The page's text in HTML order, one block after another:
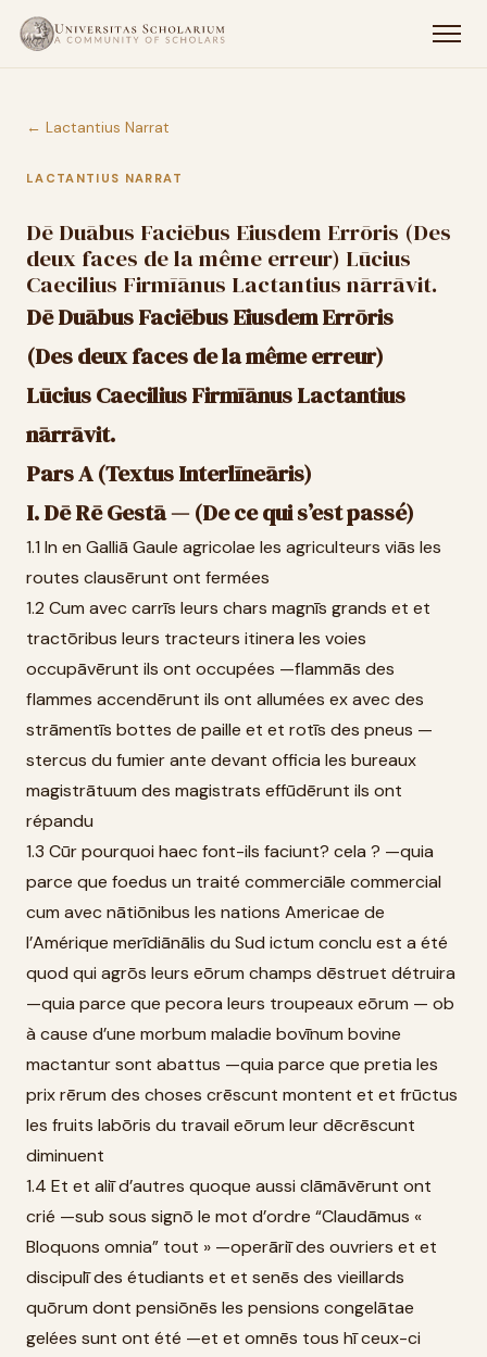
← Lactantius Narrat
LACTANTIUS NARRAT
Dē Duābus Faciēbus Ēiusdem Errōris (Des
deux faces de la même erreur) Lūcius
Caecilius Firmīānus Lactantius nārrāvit.
Dē Duābus Faciēbus Ēiusdem Errōris
(Des deux faces de la même erreur)
Lūcius Caecilius Firmīānus Lactantius
nārrāvit.
Pars A (Textus Interlīneāris)
I. Dē Rē Gestā — (De ce qui s’est passé)
1.1 In en Galliā Gaule agricolae les agriculteurs viās les
routes clausērunt ont fermées
1.2 Cum avec carrīs leurs chars magnīs grands et et
tractōribus leurs tracteurs itinera les voies
occupāvērunt ils ont occupées —flammās des
flammes accendērunt ils ont allumées ex avec des
strāmentīs bottes de paille et et rotīs des pneus —
stercus du fumier ante devant officia les bureaux
magistrātuum des magistrats effūdērunt ils ont
répandu
1.3 Cūr pourquoi haec font-ils faciunt? cela ? —quia
parce que foedus un traité commerciāle commercial
cum avec nātiōnibus les nations Americae de
l’Amérique merīdiānālis du Sud ictum conclu est a été
quod qui agrōs leurs eōrum champs dēstruet détruira
—quia parce que pecora leurs troupeaux eōrum — ob
à cause d’une morbum maladie bovīnum bovine
mactantur sont abattus —quia parce que pretia les
prix rērum des choses crēscunt montent et et frūctus
les fruits labōris du travail eōrum leur dēcrēscunt
diminuent
1.4 Et et aliī d’autres quoque aussi clāmāvērunt ont
crié —sub sous signō le mot d’ordre “Claudāmus «
Bloquons omnia” tout » —operāriī des ouvriers et et
discipulī des étudiants et et senēs des vieillards
quōrum dont pensiōnēs les pensions congelātae
gelées sunt ont été —et et omnēs tous hī ceux-ci